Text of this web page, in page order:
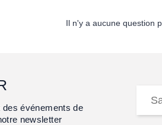
Il n'y a aucune question
événements de
newsletter